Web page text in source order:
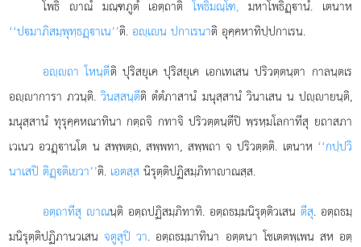
โพธิ าณํ มณฺฑภูตํ เอตฺถาติโพธิมณฺโฑ, มหาโพธิฏฺานํ. เตนาห
‘‘ปมาภิสมฺพุทฺธฏฺาเน’’ติ.อฺเน ปกาเรนาติ อุคฺคหาทิปฺปกาเรน.
อฺถา โหนฺตีติ ปุริสยุเค ปุริสยุเค เอกเทเสน ปริวตฺตนฺตา กาลนฺตเร
อฺาการา ภวนฺติ.วินสฺสนฺตีติ ตํตํภาสานํ มนุสฺสานํ วินาเสน น ปฺายนฺติ,
มนุสฺสานํ ทุรุคฺคหณาทินา กตฺถจิ กทาจิ ปริวตฺตนฺตีปิ พฺรหฺมโลกาทีสุ ยถาสภา
เวเนว อวฏฺานโต น สพฺพตฺถ, สพฺพทา, สพฺพถา จ ปริวตฺตติ. เตนาห ‘‘กปฺปวิ
นาเสปิ ติฏฺติเยวา’’ติ. เอตสฺส นิรุตฺติปฏิสมฺภิทาาณสฺส.
อตฺถาทีสุ าณนฺติ อตฺถปฏิสมฺภิทาทิ. อตฺถธมฺมนิรุตฺติวเสน ตีสุ. อตฺถธมฺ
มนิรุตฺติปฏิภานวเสนจตูสุปิ วา. อตฺถธมฺมาทินา อตฺตนา โชเตตพฺเพน สห อตฺ